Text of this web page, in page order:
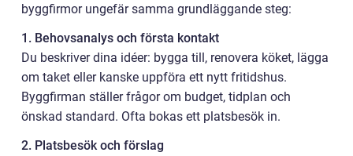
byggfirmor ungefär samma grundläggande steg:
1. Behovsanalys och första kontakt
Du beskriver dina idéer: bygga till, renovera köket, lägga
om taket eller kanske uppföra ett nytt fritidshus.
Byggfirman ställer frågor om budget, tidplan och
önskad standard. Ofta bokas ett platsbesök in.
2. Platsbesök och förslag